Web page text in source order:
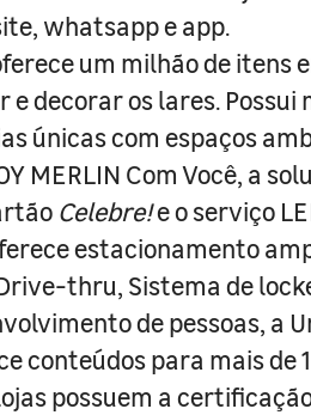
whatsapp e app.
um milhão de itens
decorar os lares. Possui
únicas com espaços
MERLIN Com Você, a
Celebre!e o serviço
estacionamento
thru, Sistema de
de pessoas, a
conteúdos para mais de
possuem a certificação